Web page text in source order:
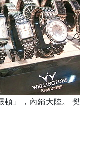
頓」，內銷大陸。 樊